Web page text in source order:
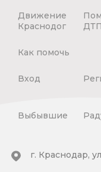
Движение
Краснодог
ДТП
Как помочь
Вход
Выбывшие
г. Краснодар,